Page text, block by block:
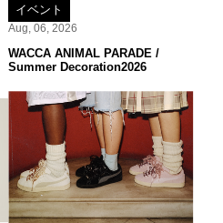
イベント
Aug, 06, 2026
WACCA ANIMAL PARADE /
Summer Decoration2026